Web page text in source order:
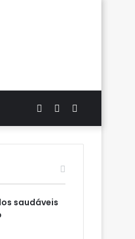
por
Switch
skin
Artigo
aleatório
saudáveis